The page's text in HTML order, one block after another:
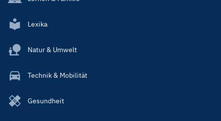
Lexika
Natur & Umwelt
Technik & Mobilität
Gesundheit